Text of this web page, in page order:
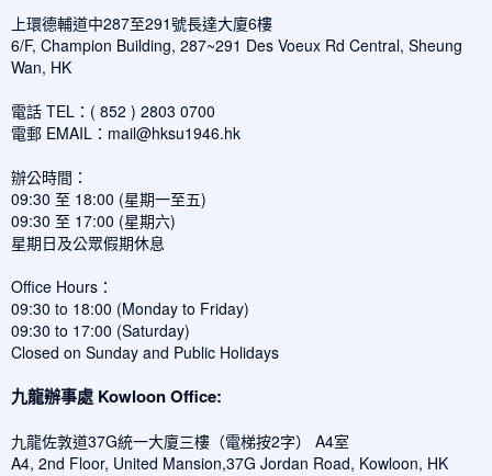
上環德輔道中287至291號長達大廈6樓
6/F, Champion Building, 287~291 Des Voeux Rd Central, Sheung
Wan, HK
電話 TEL：( 852 ) 2803 0700
電郵 EMAIL： mail@hksu1946.hk
辦公時間：
09:30 至 18:00 (星期一至五)
09:30 至 17:00 (星期六)
星期日及公眾假期休息
Office Hours：
09:30 to 18:00 (Monday to Friday)
09:30 to 17:00 (Saturday)
Closed on Sunday and Public Holidays
九龍辦事處 Kowloon Office:
九龍佐敦道37G統一大廈三樓（電梯按2字） A4室
A4, 2nd Floor, United Mansion,37G Jordan Road, Kowloon, HK